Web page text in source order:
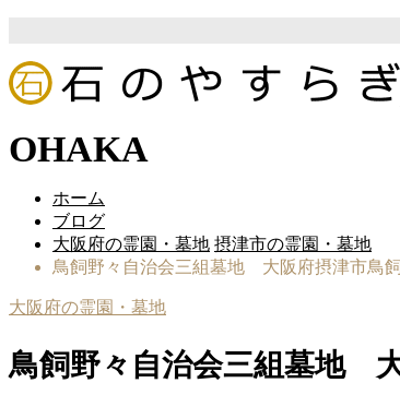
OHAKA
ホーム
ブログ
大阪府の霊園・墓地 摂津市の霊園・墓地
鳥飼野々自治会三組墓地 大阪府摂津市鳥
大阪府の霊園・墓地
鳥飼野々自治会三組墓地